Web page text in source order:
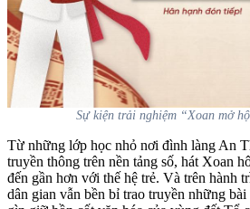
Sự kiện trải nghiệm “Xoan mở
Từ những lớp học nhỏ nơi đình làng An
truyền thông trên nền tảng số, hát Xoan
đến gần hơn với thế hệ trẻ. Và trên hành
dân gian vẫn bền bỉ trao truyền những